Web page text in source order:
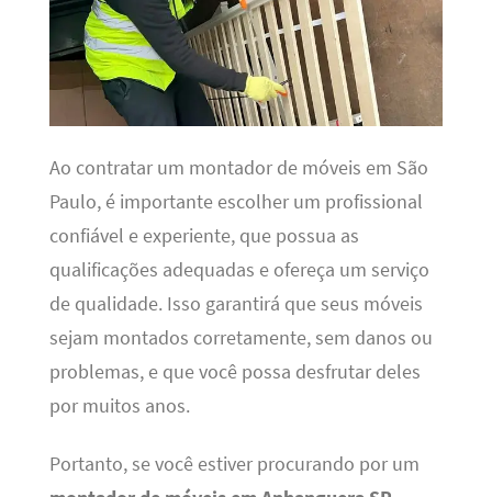
Ao contratar um montador de móveis em São
Paulo, é importante escolher um profissional
confiável e experiente, que possua as
qualificações adequadas e ofereça um serviço
de qualidade. Isso garantirá que seus móveis
sejam montados corretamente, sem danos ou
problemas, e que você possa desfrutar deles
por muitos anos.
Portanto, se você estiver procurando por um